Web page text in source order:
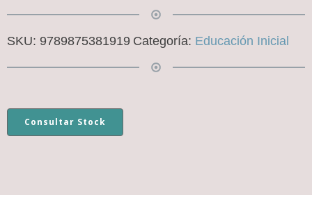
SKU: 9789875381919 Categoría: Educación Inicial
Consultar Stock